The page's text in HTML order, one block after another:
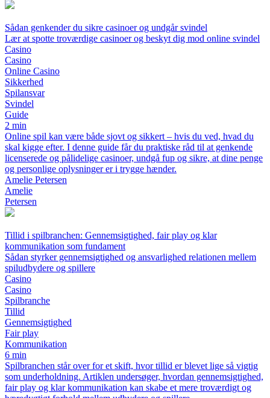
Sådan genkender du sikre casinoer og undgår svindel
Lær at spotte troværdige casinoer og beskyt dig mod online svindel
Casino
Casino
Online Casino
Sikkerhed
Spilansvar
Svindel
Guide
2 min
Online spil kan være både sjovt og sikkert – hvis du ved, hvad du
skal kigge efter. I denne guide får du praktiske råd til at genkende
licenserede og pålidelige casinoer, undgå fup og sikre, at dine penge
og personlige oplysninger er i trygge hænder.
Amelie Petersen
Amelie
Petersen
Tillid i spilbranchen: Gennemsigtighed, fair play og klar
kommunikation som fundament
Sådan styrker gennemsigtighed og ansvarlighed relationen mellem
spiludbydere og spillere
Casino
Casino
Spilbranche
Tillid
Gennemsigtighed
Fair play
Kommunikation
6 min
Spilbranchen står over for et skift, hvor tillid er blevet lige så vigtig
som underholdning. Artiklen undersøger, hvordan gennemsigtighed,
fair play og klar kommunikation kan skabe et mere troværdigt og